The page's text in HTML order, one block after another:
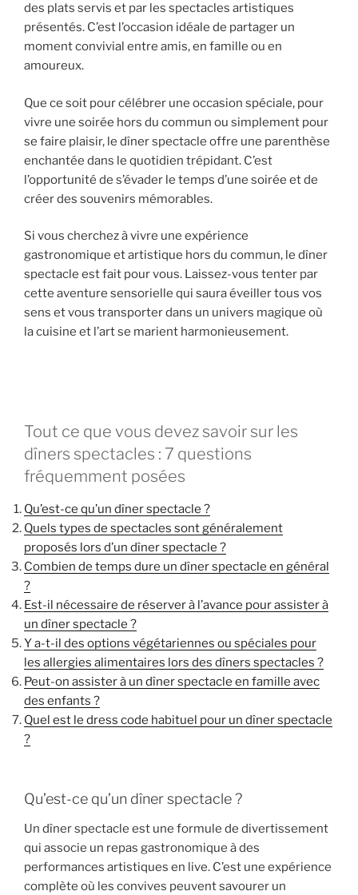
des plats servis et par les spectacles artistiques
présentés. C’est l’occasion idéale de partager un
moment convivial entre amis, en famille ou en
amoureux.
Que ce soit pour célébrer une occasion spéciale, pour
vivre une soirée hors du commun ou simplement pour
se faire plaisir, le dîner spectacle offre une parenthèse
enchantée dans le quotidien trépidant. C’est
l’opportunité de s’évader le temps d’une soirée et de
créer des souvenirs mémorables.
Si vous cherchez à vivre une expérience
gastronomique et artistique hors du commun, le dîner
spectacle est fait pour vous. Laissez-vous tenter par
cette aventure sensorielle qui saura éveiller tous vos
sens et vous transporter dans un univers magique où
la cuisine et l’art se marient harmonieusement.
Tout ce que vous devez savoir sur les
dîners spectacles : 7 questions
fréquemment posées
Qu’est-ce qu’un dîner spectacle ?
Quels types de spectacles sont généralement
proposés lors d’un dîner spectacle ?
Combien de temps dure un dîner spectacle en général
?
Est-il nécessaire de réserver à l’avance pour assister à
un dîner spectacle ?
Y a-t-il des options végétariennes ou spéciales pour
les allergies alimentaires lors des dîners spectacles ?
Peut-on assister à un dîner spectacle en famille avec
des enfants ?
Quel est le dress code habituel pour un dîner spectacle
?
Qu’est-ce qu’un dîner spectacle ?
Un dîner spectacle est une formule de divertissement
qui associe un repas gastronomique à des
performances artistiques en live. C’est une expérience
complète où les convives peuvent savourer un